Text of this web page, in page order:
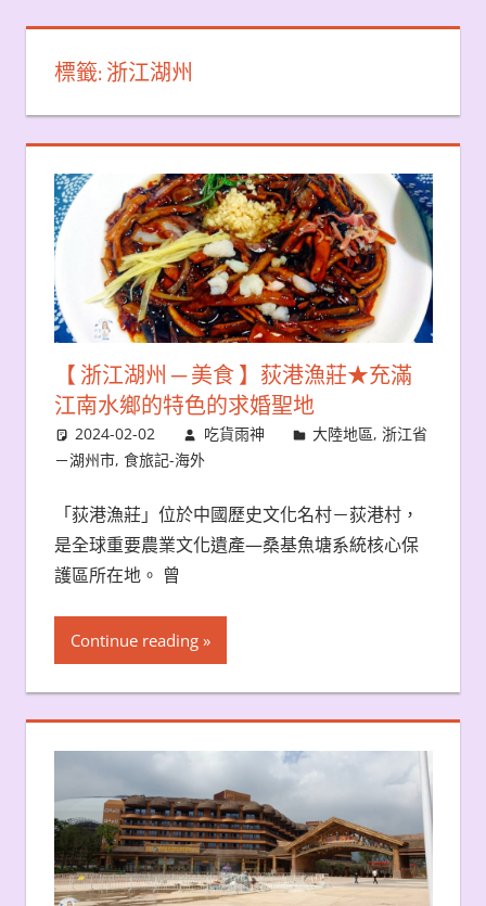
標籤:浙江湖州
【 浙江湖州 ─ 美食 】荻港漁莊★充滿
江南水鄉的特色的求婚聖地
2024-02-02 吃貨雨神 大陸地區,浙江省
－湖州市, 食旅記-海外
「荻港漁莊」位於中國歷史文化名村－荻港村，
是全球重要農業文化遺產—桑基魚塘系統核心保
護區所在地。 曾
Continue reading